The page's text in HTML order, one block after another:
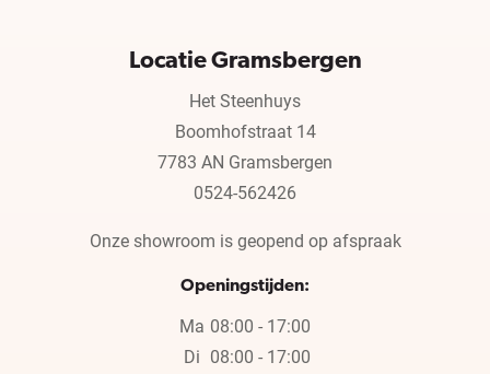
Locatie Gramsbergen
Het Steenhuys
Boomhofstraat 14
7783 AN Gramsbergen
0524-562426
Onze showroom is geopend op afspraak
Openingstijden:
Ma 08:00 - 17:00
Di 08:00 - 17:00